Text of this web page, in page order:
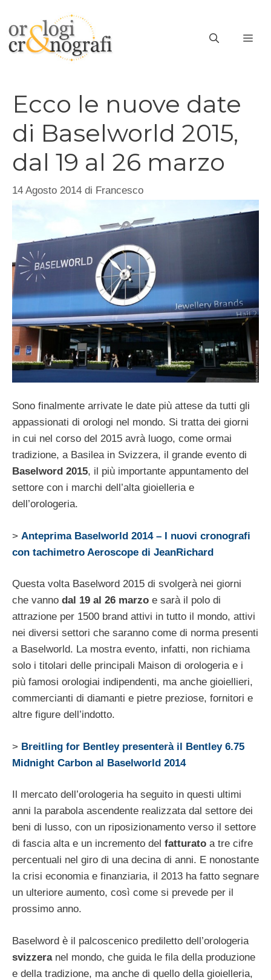
contenuto
Ecco le nuove date
di Baselworld 2015,
dal 19 al 26 marzo
14 Agosto 2014 di Francesco
Sono finalmente arrivate le date più attese da tutti gli
appassionati di orologi nel mondo. Si tratta dei giorni
in cui nel corso del 2015 avrà luogo, come ormai
tradizione, a Basilea in Svizzera, il grande evento di
Baselword 2015, il più importante appuntamento del
settore con i marchi dell’alta gioielleria e
dell’orologeria.
> Anteprima Baselworld 2014 – I nuovi cronografi
con tachimetro Aeroscope di JeanRichard
Questa volta Baselword 2015 di svolgerà nei giorni
che vanno dal 19 al 26 marzo e sarà il polo di
attrazione per 1500 brand attivi in tutto il mondo, attivi
nei diversi settori che saranno come di norma presenti
a Baselworld. La mostra evento, infatti, non richiama
solo i titolari delle principali Maison di orologeria e i
più famosi orologiai indipendenti, ma anche gioiellieri,
commercianti di diamanti e pietre preziose, fornitori e
altre figure dell’indotto.
> Breitling for Bentley presenterà il Bentley 6.75
Midnight Carbon al Baselworld 2014
Il mercato dell’orologeria ha seguito in questi ultimi
anni la parabola ascendente realizzata dal settore dei
beni di lusso, con un riposizionamento verso il settore
di fascia alta e un incremento del fatturato a tre cifre
percentuali nel giro di una decina di anni. E nonostante
la crisi economia e finanziaria, il 2013 ha fatto segnare
un ulteriore aumento, così come si prevede per il
prossimo anno.
Baselword è il palcoscenico prediletto dell’orologeria
svizzeranel mondo, che guida le fila della produzione
e della tradizione, ma anche di quello della gioielleria,